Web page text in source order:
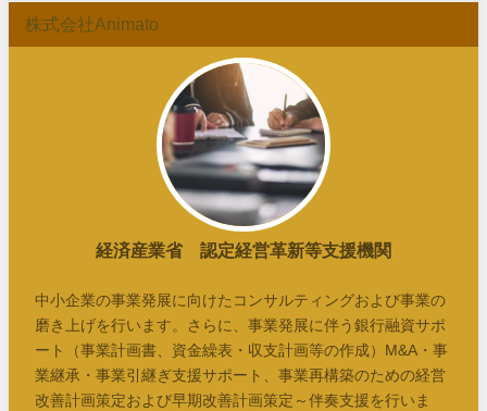
株式会社Animato
経済産業省 認定経営革新等支援機関
中小企業の事業発展に向けたコンサルティングおよび事業の
磨き上げを行います。さらに、事業発展に伴う銀行融資サポ
ート（事業計画書、資金繰表・収支計画等の作成）M&A・事
業継承・事業引継ぎ支援サポート、事業再構築のための経営
改善計画策定および早期改善計画策定～伴奏支援を行いま